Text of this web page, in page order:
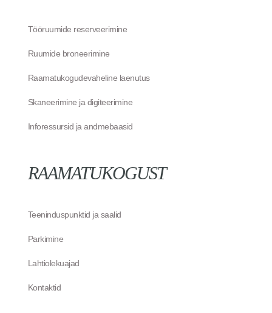
Tööruumide reserveerimine
Ruumide broneerimine
Raamatukogudevaheline laenutus
Skaneerimine ja digiteerimine
Inforessursid ja andmebaasid
RAAMATUKOGUST
Teeninduspunktid ja saalid
Parkimine
Lahtiolekuajad
Kontaktid